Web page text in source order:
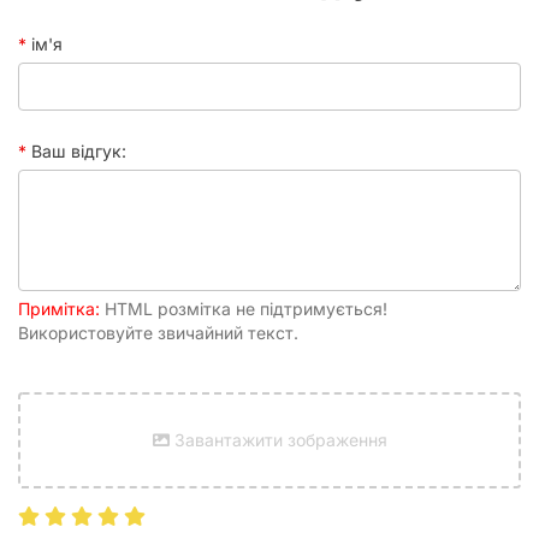
ім'я
Ваш відгук:
Примітка: HTML розмітка не підтримується!
Використовуйте звичайний текст.
Завантажити зображення